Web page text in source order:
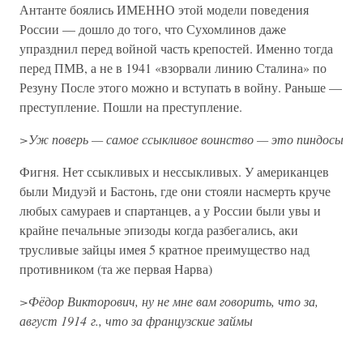
Антанте боялись ИМЕННО этой модели поведения
России — дошло до того, что Сухомлинов даже
упразднил перед войной часть крепостей. Именно тогда
перед ПМВ, а не в 1941 «взорвали линию Сталина» по
Резуну После этого можно и вступать в войну. Раньше —
преступление. Пошли на преступление.
>Уж поверь — самое ссыкливое воинство — это пиндосы
Фигня. Нет ссыкливых и нессыкливых. У американцев
были Мидуэй и Бастонь, где они стояли насмерть круче
любых самураев и спартанцев, а у России были увы и
крайне печальные эпизоды когда разбегались, аки
трусливые зайцы имея 5 кратное преимущество над
противником (та же первая Нарва)
>Фёдор Викторович, ну не мне вам говорить, что за,
август 1914 г., что за французские займы